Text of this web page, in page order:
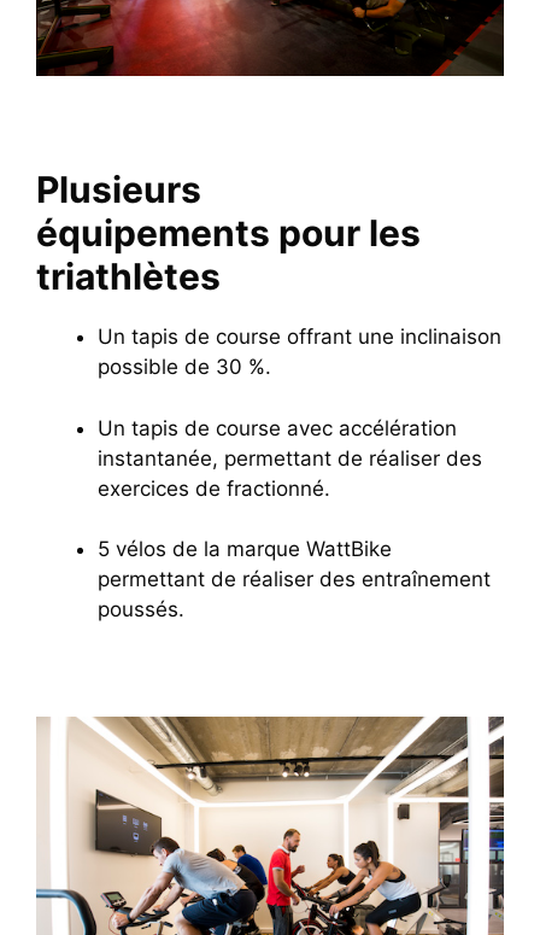
Plusieurs
équipements pour les
triathlètes
Un tapis de course offrant une inclinaison
possible de 30 %.
Un tapis de course avec accélération
instantanée, permettant de réaliser des
exercices de fractionné.
5 vélos de la marque WattBike
permettant de réaliser des entraînement
poussés.